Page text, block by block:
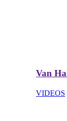
Van
VIDEOS